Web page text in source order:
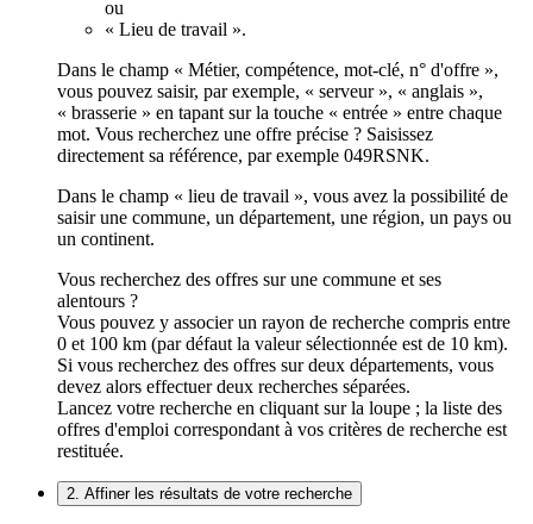
ou
« Lieu de travail ».
Dans le champ « Métier, compétence, mot-clé, n° d'offre »,
vous pouvez saisir, par exemple, « serveur », « anglais »,
« brasserie » en tapant sur la touche « entrée » entre chaque
mot. Vous recherchez une offre précise ? Saisissez
directement sa référence, par exemple 049RSNK.
Dans le champ « lieu de travail », vous avez la possibilité de
saisir une commune, un département, une région, un pays ou
un continent.
Vous recherchez des offres sur une commune et ses
alentours ?
Vous pouvez y associer un rayon de recherche compris entre
0 et 100 km (par défaut la valeur sélectionnée est de 10 km).
Si vous recherchez des offres sur deux départements, vous
devez alors effectuer deux recherches séparées.
Lancez votre recherche en cliquant sur la loupe ; la liste des
offres d'emploi correspondant à vos critères de recherche est
restituée.
2. Affiner les résultats de votre recherche